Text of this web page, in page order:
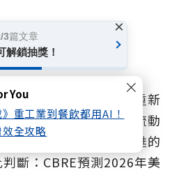
You
重工業到餐飲都用AI！
全攻略
金和私募股權基金正重新
市場已現「估值築底、流動
構資金的回歸才是復甦的
斷：CBRE預測2026年美
3篇文章
解鎖抽獎！
×